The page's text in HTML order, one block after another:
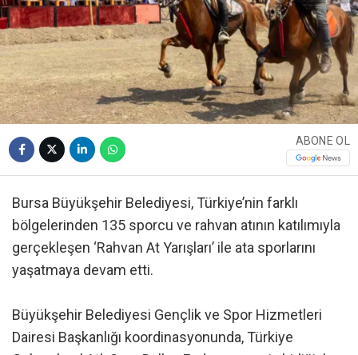
ABONE OL
Bursa Büyükşehir Belediyesi, Türkiye’nin farklı
bölgelerinden 135 sporcu ve rahvan atının katılımıyla
gerçekleşen ‘Rahvan At Yarışları’ ile ata sporlarını
yaşatmaya devam etti.
Büyükşehir Belediyesi Gençlik ve Spor Hizmetleri
Dairesi Başkanlığı koordinasyonunda, Türkiye